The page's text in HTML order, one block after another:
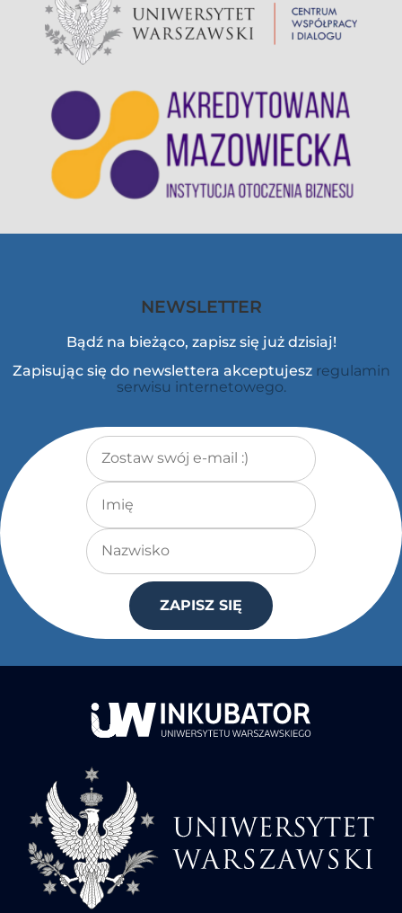
NEWSLETTER
Bądź na bieżąco, zapisz się już dzisiaj!
Zapisując się do newslettera akceptujesz regulamin
serwisu internetowego.
Adres e-mail*
Imię
Nazwisko
ZAPISZ SIĘ